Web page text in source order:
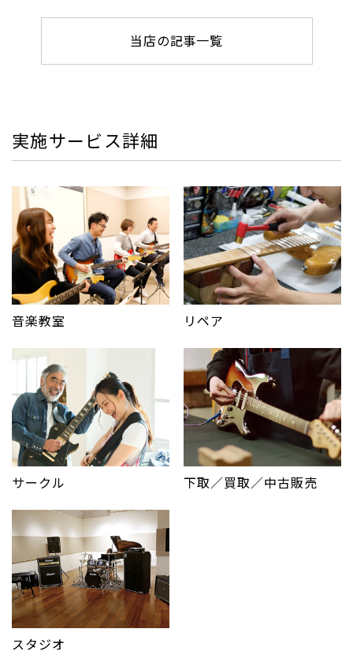
当店の記事一覧
実施サービス詳細
音楽教室 リペア
サークル 下取／買取／中古販売
スタジオ